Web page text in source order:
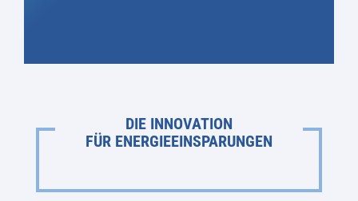
DIE INNOVATION
FÜR ENERGIEEINSPARUNGEN